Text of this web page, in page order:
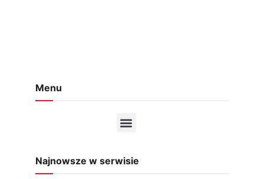
Menu
Najnowsze w serwisie